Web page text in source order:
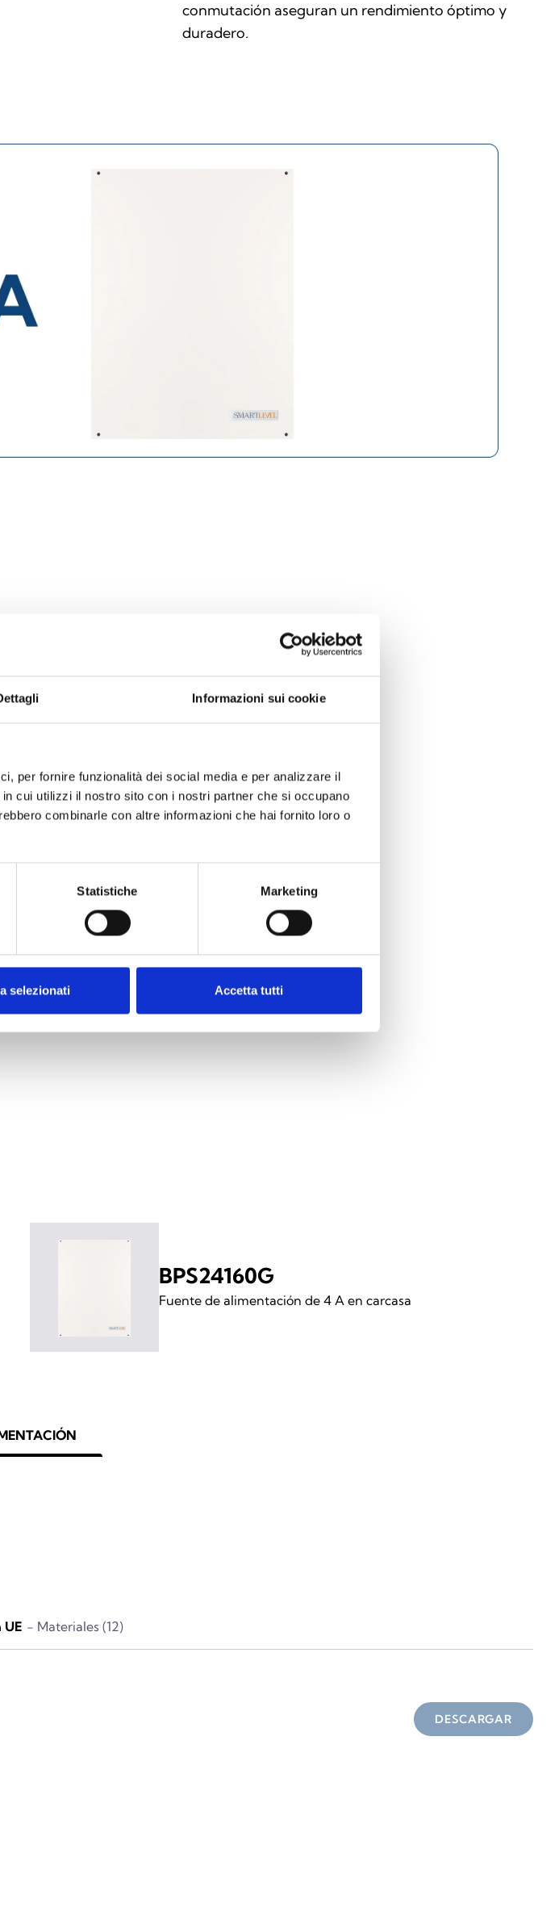
Informazioni sui cookie
per fornire funzionalità dei social media e per analizzare il
cui utilizzi il nostro sito con i nostri partner che si occupano
combinarle con altre informazioni che hai fornito loro o
Statistiche Marketing
selezionati Accetta tutti
conmutación aseguran un rendimiento óptimo y
duradero.
BPS24160G
Fuente de alimentación de 4 A en carcasa
UE - Materiales (12)
DESCARGAR